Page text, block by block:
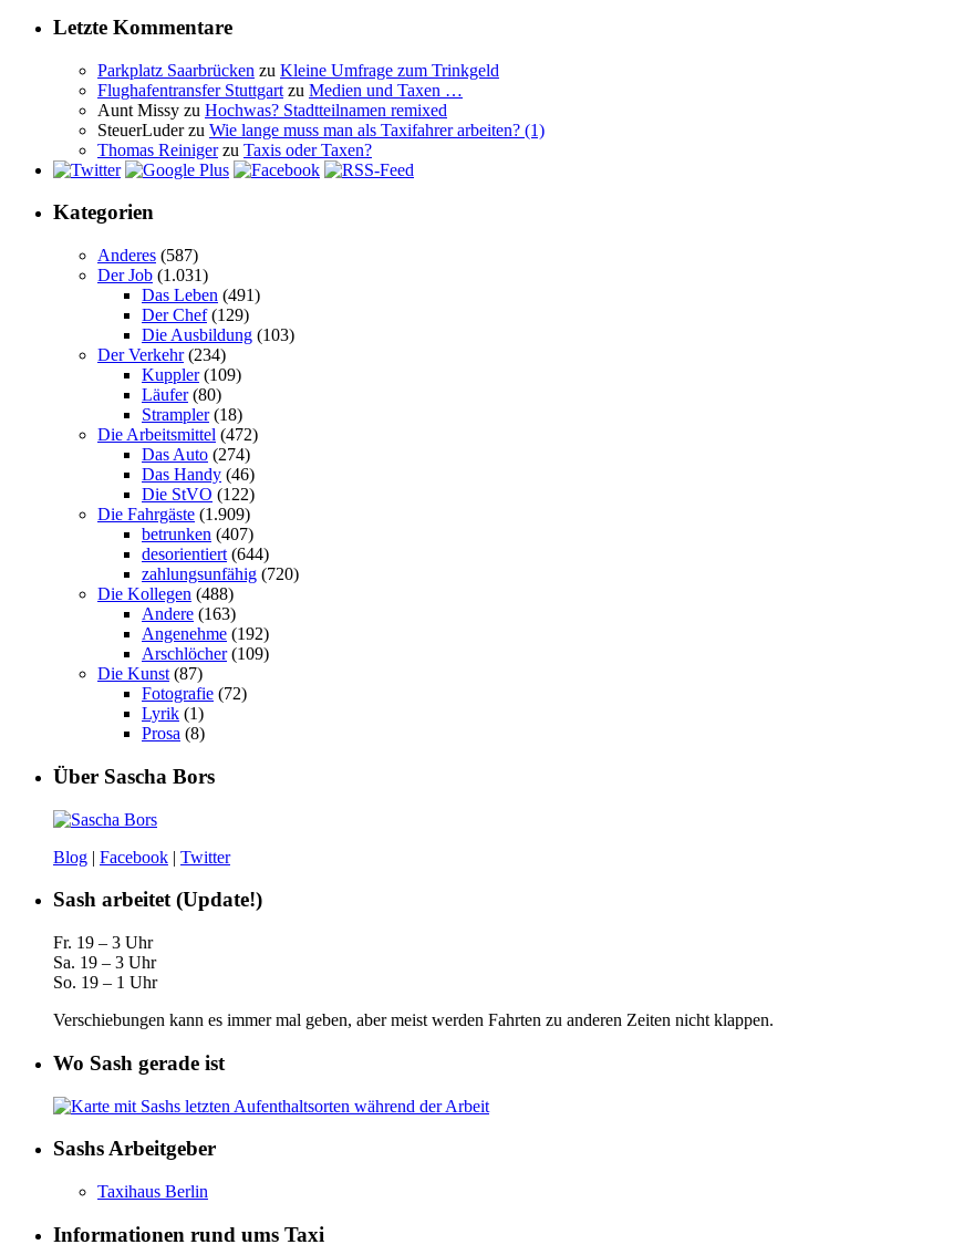
Letzte Kommentare
Parkplatz Saarbrücken zu Kleine Umfrage zum Trinkgeld
Flughafentransfer Stuttgart zu Medien und Taxen …
Aunt Missy zu Hochwas? Stadtteilnamen remixed
SteuerLuderzu Wie lange muss man als Taxifahrer arbeiten? (1)
Thomas Reinigerzu Taxis oder Taxen?
Kategorien
Anderes (587)
Der Job (1.031)
Das Leben (491)
Der Chef(129)
Die Ausbildung (103)
Der Verkehr(234)
Kuppler(109)
Läufer(80)
Strampler(18)
Die Arbeitsmittel (472)
Das Auto (274)
Das Handy (46)
Die StVO (122)
Die Fahrgäste (1.909)
betrunken (407)
desorientiert (644)
zahlungsunfähig (720)
Die Kollegen (488)
Andere (163)
Angenehme (192)
Arschlöcher(109)
Die Kunst (87)
Fotografie (72)
Lyrik (1)
Prosa (8)
Über Sascha Bors
Blog | Facebook | Twitter
Sash arbeitet (Update!)
Fr. 19 – 3 Uhr
Sa. 19 – 3 Uhr
So. 19 – 1 Uhr
Verschiebungen kann es immer mal geben, aber meist werden Fahrten zu anderen Zeiten nicht klappen.
Wo Sash gerade ist
Sashs Arbeitgeber
Taxihaus Berlin
Informationen rund ums Taxi